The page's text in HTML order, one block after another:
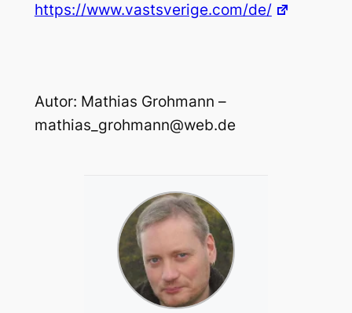
https://www.vastsverige.com/de/
Autor: Mathias Grohmann –
mathias_grohmann@web.de